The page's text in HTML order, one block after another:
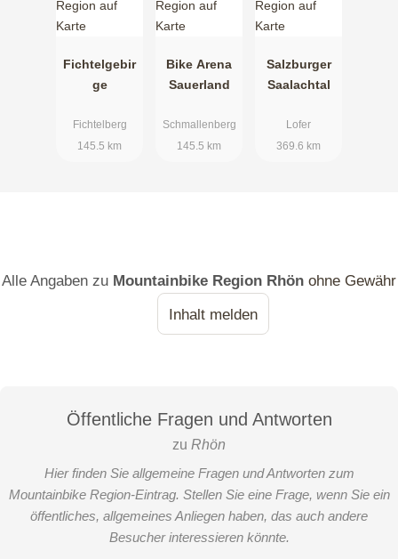
Fichtelgebir
ge
Fichtelberg
145.5 km
Bike Arena
Sauerland
Schmallenberg
145.5 km
Salzburger
Saalachtal
Lofer
369.6 km
Alle Angaben zu Mountainbike Region Rhön ohne Gewähr
Inhalt melden
Öffentliche Fragen und Antworten
zu Rhön
Hier finden Sie allgemeine Fragen und Antworten zum
Mountainbike Region-Eintrag. Stellen Sie eine Frage, wenn Sie ein
öffentliches, allgemeines Anliegen haben, das auch andere
Besucher interessieren könnte.